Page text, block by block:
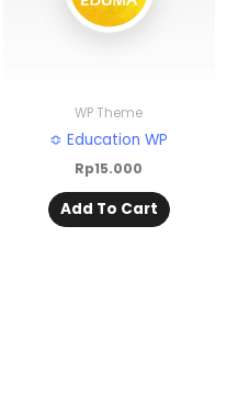
WP Theme
≎ Education WP
Rp15.000
Add To Cart